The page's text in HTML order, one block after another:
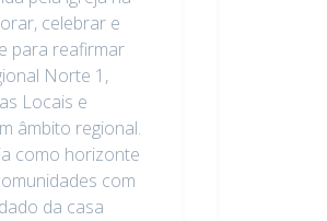
celebrar e
para reafirmar
Norte 1,
Locais e
âmbito regional.
como horizonte
com
da casa